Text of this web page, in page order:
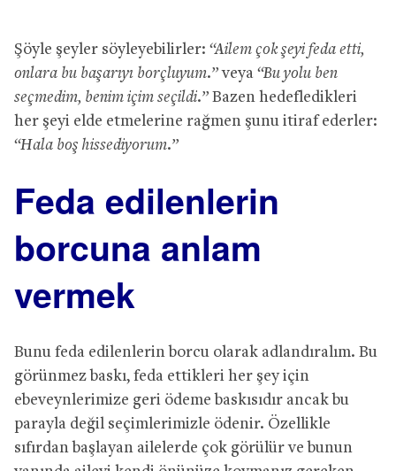
Şöyle şeyler söyleyebilirler: “Ailem çok şeyi feda etti,
onlara bu başarıyı borçluyum.”veya “Bu yolu ben
seçmedim, benim içim seçildi.” Bazen hedefledikleri
her şeyi elde etmelerine rağmen şunu itiraf ederler:
“Hala boş hissediyorum.”
Feda edilenlerin
borcuna anlam
vermek
Bunu feda edilenlerin borcu olarak adlandıralım. Bu
görünmez baskı, feda ettikleri her şey için
ebeveynlerimize geri ödeme baskısıdır ancak bu
parayla değil seçimlerimizle ödenir. Özellikle
sıfırdan başlayan ailelerde çok görülür ve bunun